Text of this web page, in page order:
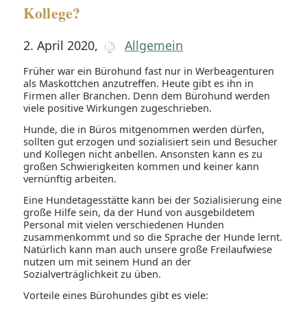
Kollege?
2. April 2020, Allgemein
Früher war ein Bürohund fast nur in Werbeagenturen
als Maskottchen anzutreffen. Heute gibt es ihn in
Firmen aller Branchen. Denn dem Bürohund werden
viele positive Wirkungen zugeschrieben.
Hunde, die in Büros mitgenommen werden dürfen,
sollten gut erzogen und sozialisiert sein und Besucher
und Kollegen nicht anbellen. Ansonsten kann es zu
großen Schwierigkeiten kommen und keiner kann
vernünftig arbeiten.
Eine Hundetagesstätte kann bei der Sozialisierung eine
große Hilfe sein, da der Hund von ausgebildetem
Personal mit vielen verschiedenen Hunden
zusammenkommt und so die Sprache der Hunde lernt.
Natürlich kann man auch unsere große Freilaufwiese
nutzen um mit seinem Hund an der
Sozialverträglichkeit zu üben.
Vorteile eines Bürohundes gibt es viele: